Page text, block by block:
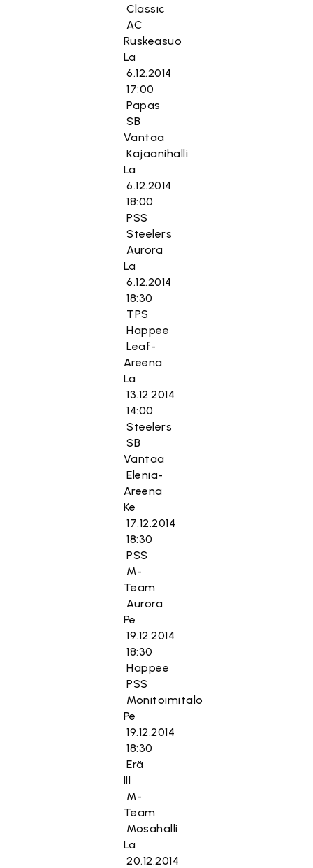
Classic
AC
Ruskeasuo
La
6.12.2014
17:00
Papas
SB
Vantaa
Kajaanihalli
La
6.12.2014
18:00
PSS
Steelers
Aurora
La
6.12.2014
18:30
TPS
Happee
Leaf-
Areena
La
13.12.2014
14:00
Steelers
SB
Vantaa
Elenia-
Areena
Ke
17.12.2014
18:30
PSS
M-
Team
Aurora
Pe
19.12.2014
18:30
Happee
PSS
Monitoimitalo
Pe
19.12.2014
18:30
Erä
III
M-
Team
Mosahalli
La
20.12.2014